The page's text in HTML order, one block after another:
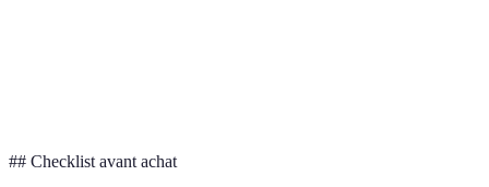
## Checklist avant achat